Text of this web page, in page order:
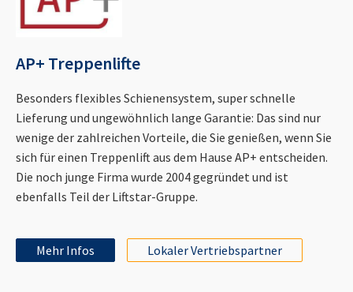
AP+ Treppenlifte
Besonders flexibles Schienensystem, super schnelle
Lieferung und ungewöhnlich lange Garantie: Das sind nur
wenige der zahlreichen Vorteile, die Sie genießen, wenn Sie
sich für einen Treppenlift aus dem Hause AP+ entscheiden.
Die noch junge Firma wurde 2004 gegründet und ist
ebenfalls Teil der Liftstar-Gruppe.
Mehr Infos Lokaler Vertriebspartner